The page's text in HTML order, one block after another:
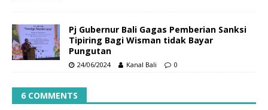
Pj Gubernur Bali Gagas Pemberian Sanksi
Tipiring Bagi Wisman tidak Bayar
Pungutan
24/06/2024 Kanal Bali 0
6 COMMENTS